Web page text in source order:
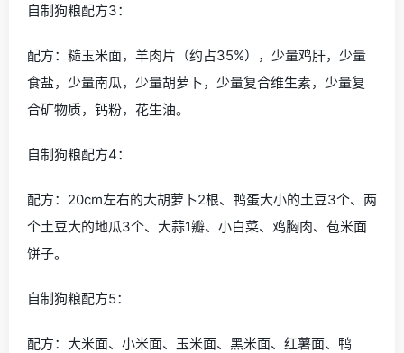
自制狗粮配方3：
配方：糙玉米面，羊肉片（约占35%），少量鸡肝，少量
食盐，少量南瓜，少量胡萝卜，少量复合维生素，少量复
合矿物质，钙粉，花生油。
自制狗粮配方4：
配方：20cm左右的大胡萝卜2根、鸭蛋大小的土豆3个、两
个土豆大的地瓜3个、大蒜1瓣、小白菜、鸡胸肉、苞米面
饼子。
自制狗粮配方5：
配方：大米面、小米面、玉米面、黑米面、红薯面、鸭